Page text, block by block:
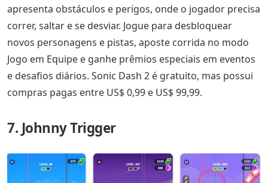
apresenta obstáculos e perigos, onde o jogador precisa
correr, saltar e se desviar. Jogue para desbloquear
novos personagens e pistas, aposte corrida no modo
Jogo em Equipe e ganhe prêmios especiais em eventos
e desafios diários. Sonic Dash 2 é gratuito, mas possui
compras pagas entre US$ 0,99 e US$ 99,99.
7. Johnny Trigger